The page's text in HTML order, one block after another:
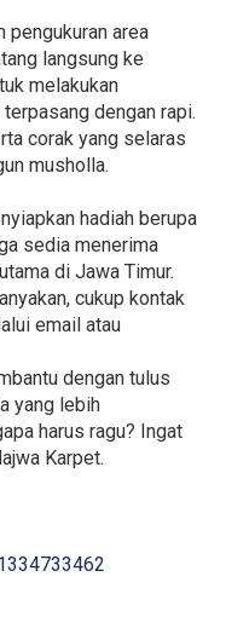
pengukuran area
langsung ke
melakukan
dengan rapi.
corak yang selaras
musholla.
hadiah berupa
sedia menerima
di Jawa Timur.
cukup kontak
email atau
dengan tulus
yang lebih
harus ragu? Ingat
Karpet.